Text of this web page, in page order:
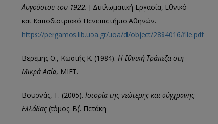
Αυγούστου του 1922. [ Διπλωματική Εργασία, Εθνικό
και Καποδιστριακό Πανεπιστήμιο Αθηνών.
https://pergamos.lib.uoa.gr/uoa/dl/object/2884016/file.pdf
Βερέμης Θ., Κωστής Κ. (1984). Η Εθνική Τράπεζα στη
Μικρά Ασία, ΜΙΕΤ.
Βουρνάς, Τ. (2005). Ιστορία της νεώτερης και σύγχρονης
Ελλάδας(τόμος. Β΄). Πατάκη